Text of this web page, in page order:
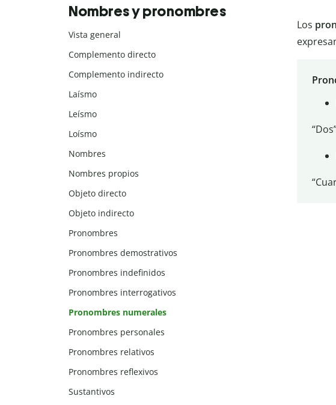
Los
Nombres y pronombres
Vista general
Complemento directo
Complemento indirecto
Laísmo
Leísmo
Loísmo
Nombres
Nombres propios
Objeto directo
Objeto indirecto
Pronombres
Pronombres demostrativos
Pronombres indefinidos
Pronombres interrogativos
Pronombres numerales
Pronombres personales
Pronombres relativos
Pronombres reflexivos
Sustantivos